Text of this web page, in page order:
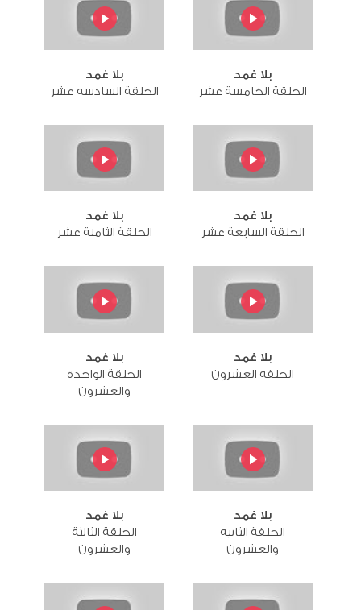
بلا غمد
الحلقة الخامسة عشر
بلا غمد
الحلقة السادسه عشر
بلا غمد
الحلقة السابعة عشر
بلا غمد
الحلقة الثامنة عشر
بلا غمد
الحلقه العشرون
بلا غمد
الحلقة الواحدة
والعشرون
بلا غمد
الحلقة الثانيه
والعشرون
بلا غمد
الحلقة الثالثة
والعشرون